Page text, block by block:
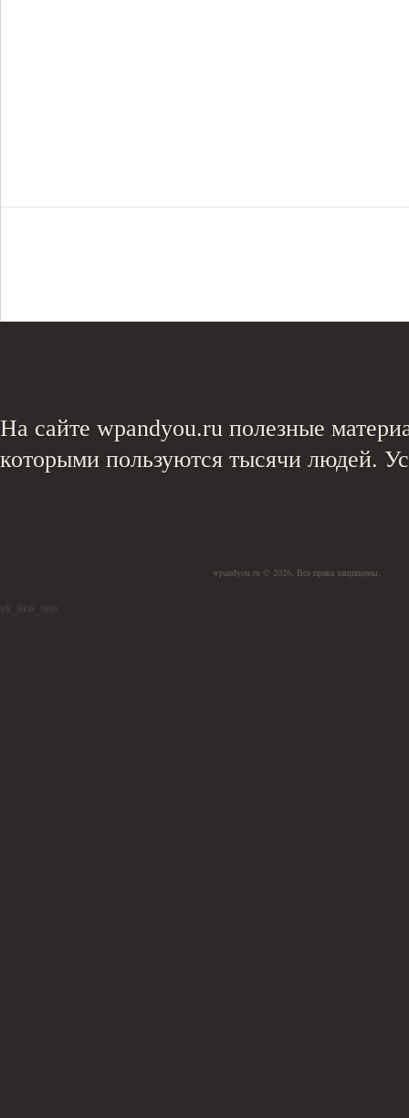
На сайте wpandyou.ru полезные
которыми пользуются тысячи людей.
wpandyou.ru © 2026. Все права защищены.
vk_like_site